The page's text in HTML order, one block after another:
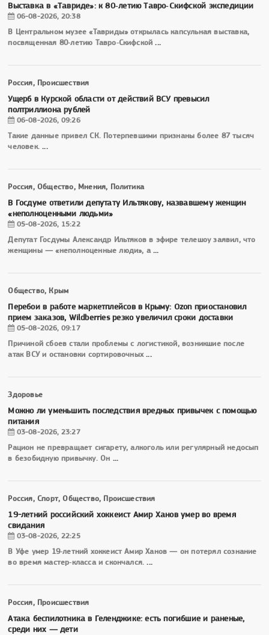
Выставка в «Тавриде»: к 80‑летию Тавро‑Скифской экспедиции
06-08-2026, 20:38
В Центральном музее «Тавриды» открылась капсульная выставка,
посвященная 80‑летию Тавро‑Скифской...
Россия, Происшествия
Ущерб в Курской области от действий ВСУ превысил
полтриллиона рублей
06-08-2026, 09:26
Такие данные привел СК. Потерпевшими признаны более 87 тысяч
человек....
Россия, Общество, Мнения, Политика
В Госдуме ответили депутату Ильтякову, назвавшему женщин
«неполноценными людьми»
05-08-2026, 15:22
Депутат Госдумы Александр Ильтяков в эфире телешоу заявил, что
женщины — «неполноценные люди», а...
Общество, Крым
Перебои в работе маркетплейсов в Крыму: Ozon приостановил
прием заказов, Wildberries резко увеличил сроки доставки
05-08-2026, 09:17
Причиной сбоев стали проблемы с логистикой, возникшие после
атак ВСУ и остановки сортировочных...
Здоровье
Можно ли уменьшить последствия вредных привычек с помощью
питания
03-08-2026, 23:27
Рацион не превращает сигарету, алкоголь или регулярный недосып
в безобидную привычку. Он ...
Россия, Спорт, Общество, Происшествия
19-летний российский хоккеист Амир Ханов умер во время
свидания
03-08-2026, 22:25
В Уфе умер 19‑летний хоккеист Амир Ханов — он потерял сознание
во время мастер‑класса и скончался....
Россия, Происшествия
Атака беспилотника в Геленджике: есть погибшие и раненые,
среди них — дети